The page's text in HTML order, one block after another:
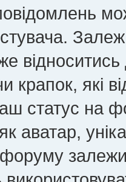
відноситись
крапок, які
статус на
аватар,